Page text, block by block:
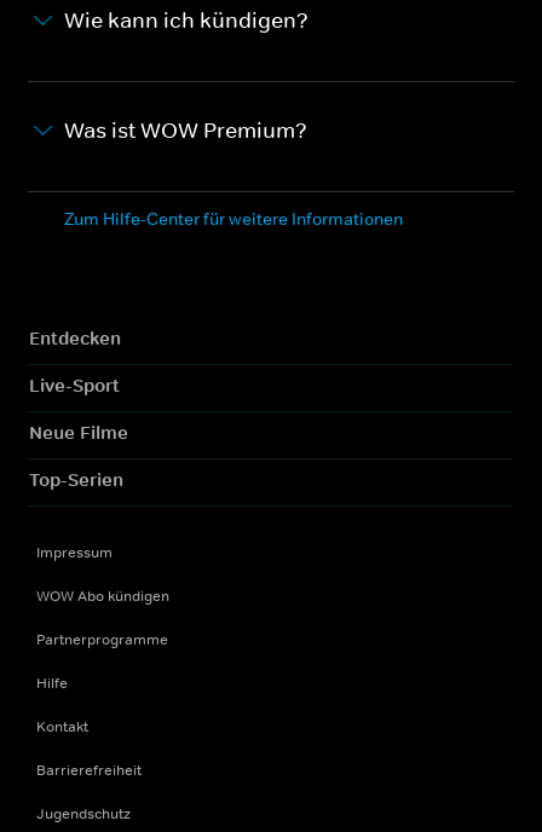
Wie kann ich kündigen?
Was ist WOW Premium?
Zum Hilfe-Center für weitere Informationen
Entdecken
Live-Sport
Neue Filme
Top-Serien
Impressum
WOW Abo kündigen
Partnerprogramme
Hilfe
Kontakt
Barrierefreiheit
Jugendschutz